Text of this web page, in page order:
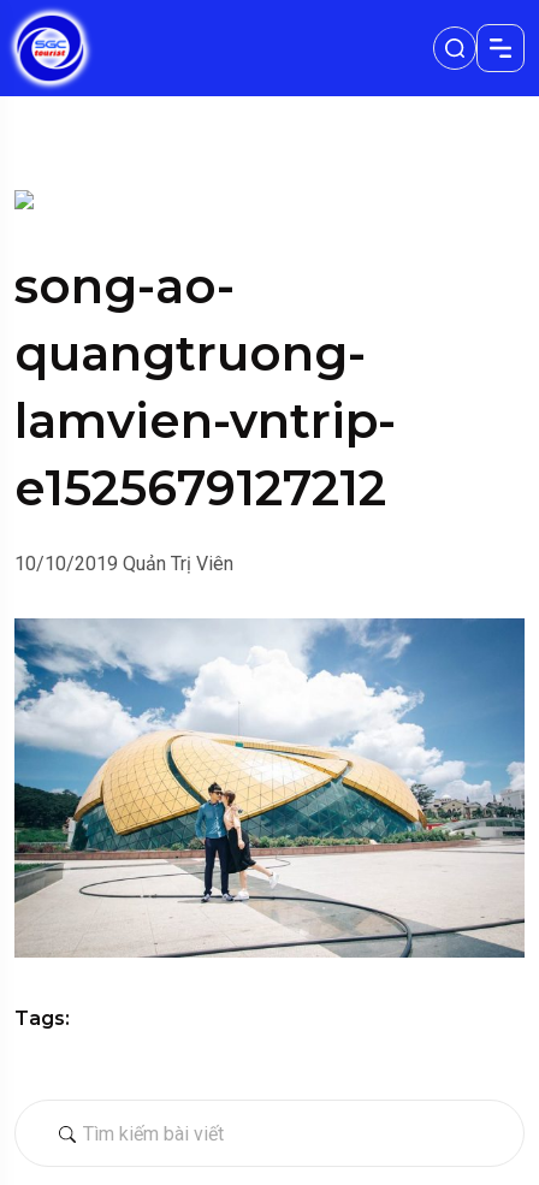
song-ao-
quangtruong-
lamvien-vntrip-
e1525679127212
10/10/2019 Quản Trị Viên
Tags: